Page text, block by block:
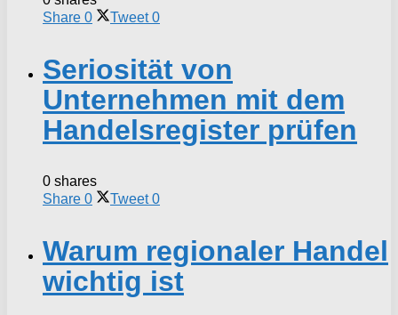
Share 0 Tweet 0
Seriosität von
Unternehmen mit dem
Handelsregister prüfen
0 shares
Share 0 Tweet 0
Warum regionaler Handel
wichtig ist